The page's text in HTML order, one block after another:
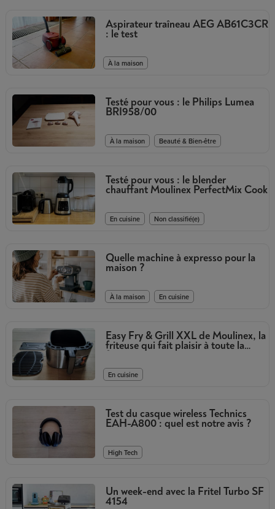
Aspirateur traîneau AEG AB61C3CR
: le test
À la maison
Testé pour vous : le Philips Lumea
BRI958/00
À la maison Beauté & Bien-être
Testé pour vous : le blender
chauffant Moulinex PerfectMix Cook
En cuisine Non classifié(e)
Quelle machine à expresso pour la
maison ?
À la maison En cuisine
Easy Fry & Grill XXL de Moulinex, la
friteuse qui fait plaisir à toute la
famille.
En cuisine
Test du casque wireless Technics
EAH-A800 : quel est notre avis ?
High Tech
Un week-end avec la Fritel Turbo SF
4154